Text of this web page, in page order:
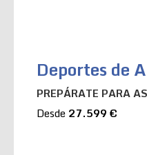
Deportes de
PREPÁRATE PARA
Desde 27.599 €